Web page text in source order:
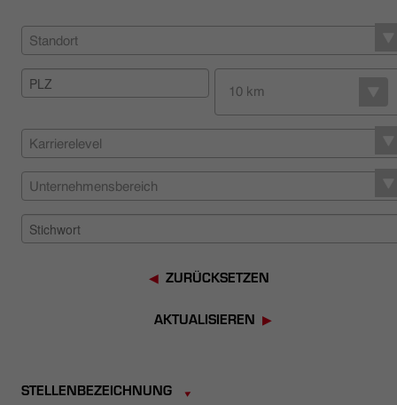
NACHHALTIGKEIT
HÄNDLERSUCHE
Standort
10 km
Karrierelevel
Unternehmensbereich
ZURÜCKSETZEN
AKTUALISIEREN
STELLENBEZEICHNUNG